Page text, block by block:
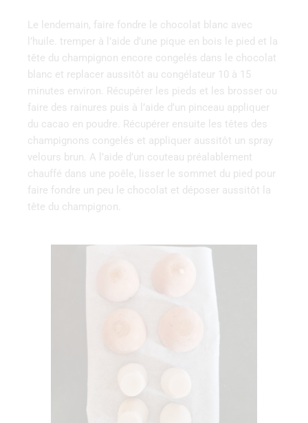
Le lendemain, faire fondre le chocolat blanc avec
l’huile. tremper à l’aide d’une pique en bois le pied et la
tête du champignon encore congelés dans le chocolat
blanc et replacer aussitôt au congélateur 10 à 15
minutes environ. Récupérer les pieds et les brosser ou
faire des rainures puis à l’aide d’un pinceau appliquer
du cacao en poudre. Récupérer ensuite les têtes des
champignons congelés et appliquer aussitôt un spray
velours brun. A l’aide d’un couteau préalablement
chauffé dans une poêle, lisser le sommet du pied pour
faire fondre un peu le chocolat et déposer aussitôt la
tête du champignon.